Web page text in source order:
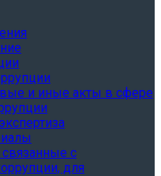
и иные акты в сфере
с
для